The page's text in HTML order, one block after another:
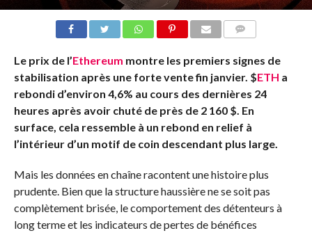
Le prix de l’Ethereum montre les premiers signes de
stabilisation après une forte vente fin janvier. $ETH a
rebondi d’environ 4,6% au cours des dernières 24
heures après avoir chuté de près de 2 160 $. En
surface, cela ressemble à un rebond en relief à
l’intérieur d’un motif de coin descendant plus large.
Mais les données en chaîne racontent une histoire plus
prudente. Bien que la structure haussière ne se soit pas
complètement brisée, le comportement des détenteurs à
long terme et les indicateurs de pertes de bénéfices